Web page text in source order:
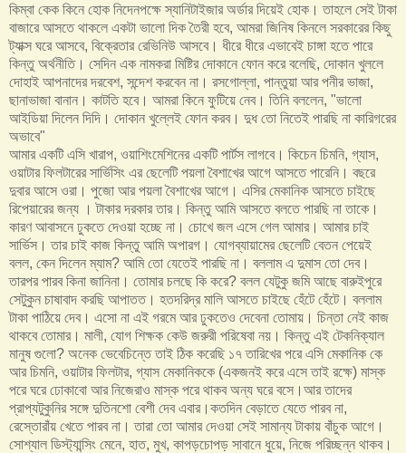
কিম্বা কেক কিনে হোক নিদেনপক্ষে স্যানিটাইজার অর্ডার দিয়েই হোক। তাহলে সেই টাকা
বাজারে আসতে থাকলে একটা ভালো দিক তৈরী হবে, আমরা জিনিষ কিনলে সরকারের কিছু
ট্যাক্স ঘরে আসবে, বিক্রেতার রেভিনিউ আসবে। ধীরে ধীরে এভাবেই চাঙ্গা হতে পারে
কিন্তু অর্থনীতি। সেদিন এক নামকরা মিষ্টির দোকানে ফোন করে বলেছি, দোকান খুললে
দোহাই আপনাদের দরবেশ, সন্দেশ করবেন না। রসগোল্লা, পান্তুয়া আর পনীর ভাজা,
ছানাভাজা বানান। কাটতি হবে। আমরা কিনে ফুটিয়ে নেব। তিনি বললেন, "ভালো
আইডিয়া দিলেন দিদি। দোকান খুল্লেই ফোন করব। দুধ তো নিতেই পারছি না কারিগরের
অভাবে"
আমার একটি এসি খারাপ, ওয়াশিংমেশিনের একটি পার্টস লাগবে। কিচেন চিমনি, গ্যাস,
ওয়াটার ফিলটারের সার্ভিসিং এর ছেলেটি পয়লা বৈশাখের আগে আসতে পারেনি। বছরে
দুবার আসে ওরা। পুজো আর পয়লা বৈশাখের আগে। এসির মেকানিক আসতে চাইছে
রিপেয়ারের জন্য । টাকার দরকার তার। কিন্তু আমি আসতে বলতে পারছি না তাকে।
কারণ আবাসনে ঢুকতে দেওয়া হচ্ছে না। চোখে জল এসে গেল আমার। আমার চাই
সার্ভিস। তার চাই কাজ কিন্তু আমি অপারগ। যোগব্যায়ামের ছেলেটি বেতন পেয়েই
বলল, কেন দিলেন ম্যাম? আমি তো যেতেই পারছি না। বললাম এ দুমাস তো দেব।
তারপর পারব কিনা জানিনা। তোমার চলছে কি করে? বলল যেটুকু জমি আছে বারুইপুরে
সেটুকুন চাষাবাদ করছি আপাতত। হতদরিদ্র মালি আসতে চাইছে হেঁটে হেঁটে। বললাম
টাকা পাঠিয়ে দেব। এসো না এই গরমে আর ঢুকতেও দেবেনা তোমায়। চিন্তা নেই কাজ
থাকবে তোমার। মালী, যোগ শিক্ষক কেউ জরুরী পরিষেবা নয়। কিন্তু এই টেকনিক্যাল
মানুষ গুলো? অনেক ভেবেচিন্তে তাই ঠিক করেছি ১৭ তারিখের পরে এসি মেকানিক কে
আর চিমনি, ওয়াটার ফিলটার, গ্যাস মেকানিককে (একজনই করে এসে তাই রক্ষে) মাস্ক
পরে ঘরে ঢোকাবো আর নিজেরাও মাস্ক পরে থাকব অন্য ঘরে বসে।আর তাদের
প্রাপ্যটুকুনির সঙ্গে দুতিনশো বেশী দেব এবার।কতদিন বেড়াতে যেতে পারব না,
রেস্তোরাঁয় খেতে পারব না। তারা তো আমার দেওয়া সেই সামান্য টাকায় বাঁচুক আগে।
সোশ্যাল ডিস্ট্যান্সিং মেনে, হাত, মুখ, কাপড়চোপড় সাবানে ধুয়ে, নিজে পরিচ্ছন্ন থাকব।